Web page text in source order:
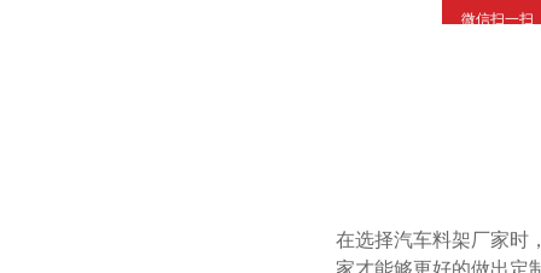
在选择汽车料架厂家时
家才能够更好的做出定制
微信扫一扫